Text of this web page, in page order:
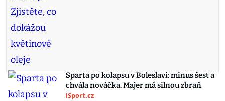
Sparta po kolapsu v Boleslavi: minus šest a
chvála nováčka. Majer má silnou zbraň
iSport.cz